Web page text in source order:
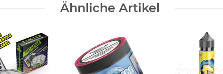
Ähnliche Artikel